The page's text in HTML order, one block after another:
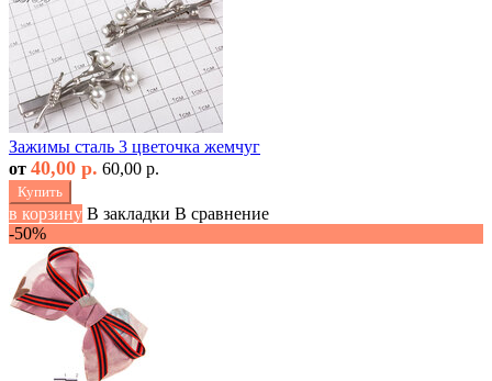
Зажимы сталь 3 цветочка жемчуг
от 40,00 р. 60,00 р.
Купить
в корзину В закладки В сравнение
-50%